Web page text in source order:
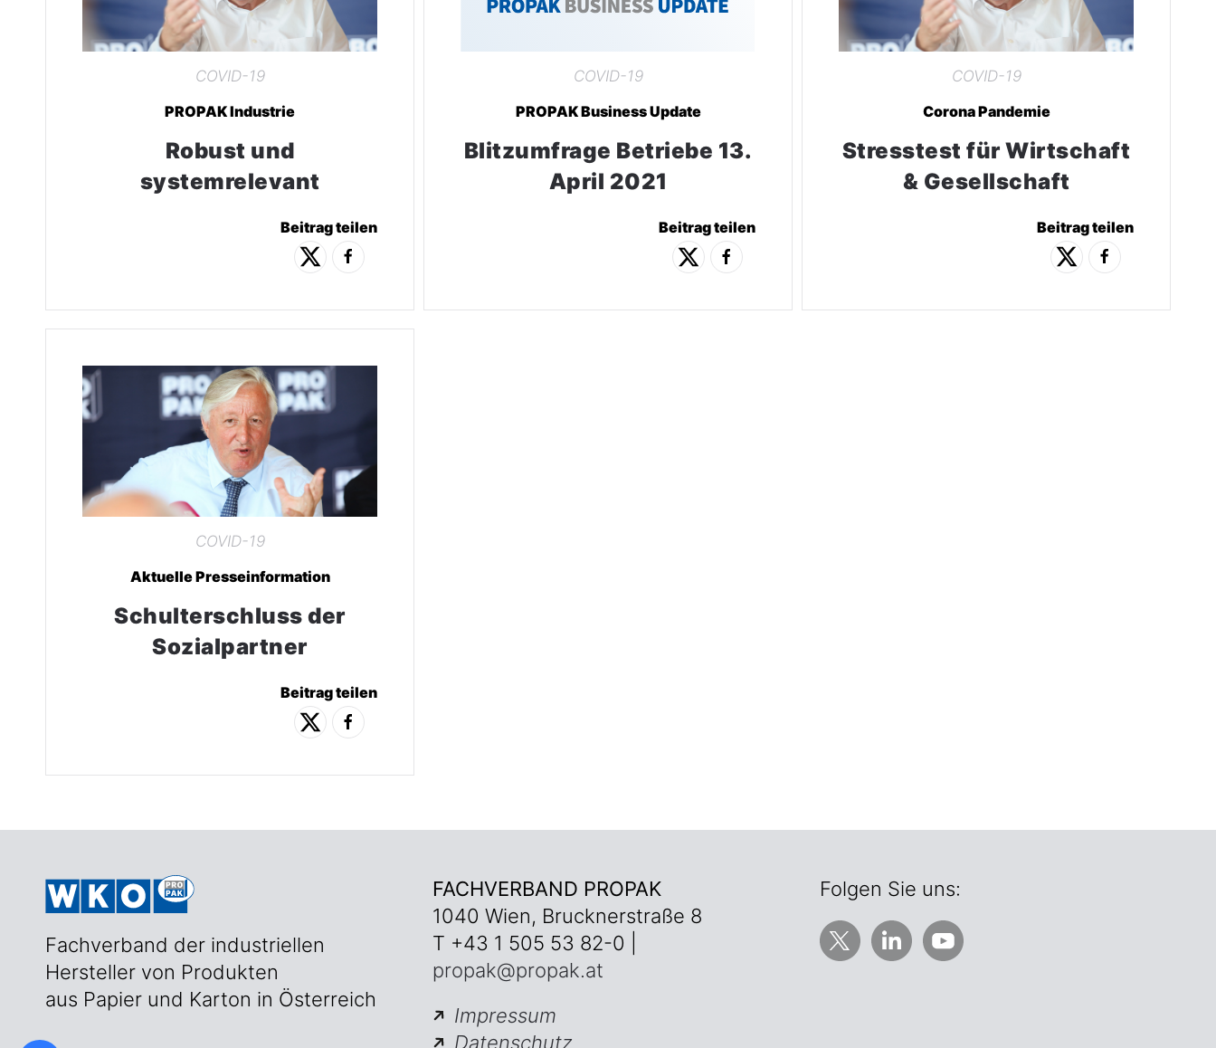
COVID-19
PROPAK Industrie
Robust und
systemrelevant
Beitrag teilen
COVID-19
PROPAK Business Update
Blitzumfrage Betriebe 13.
April 2021
Beitrag teilen
COVID-19
Corona Pandemie
Stresstest für Wirtschaft
& Gesellschaft
Beitrag teilen
COVID-19
Aktuelle Presseinformation
Schulterschluss der
Sozialpartner
Beitrag teilen
Fachverband der industriellen
Hersteller von Produkten
aus Papier und Karton in Österreich
FACHVERBAND PROPAK
1040 Wien, Brucknerstraße 8
T +43 1 505 53 82-0 |
propak@propak.at
Impressum
Datenschutz
Folgen Sie uns: